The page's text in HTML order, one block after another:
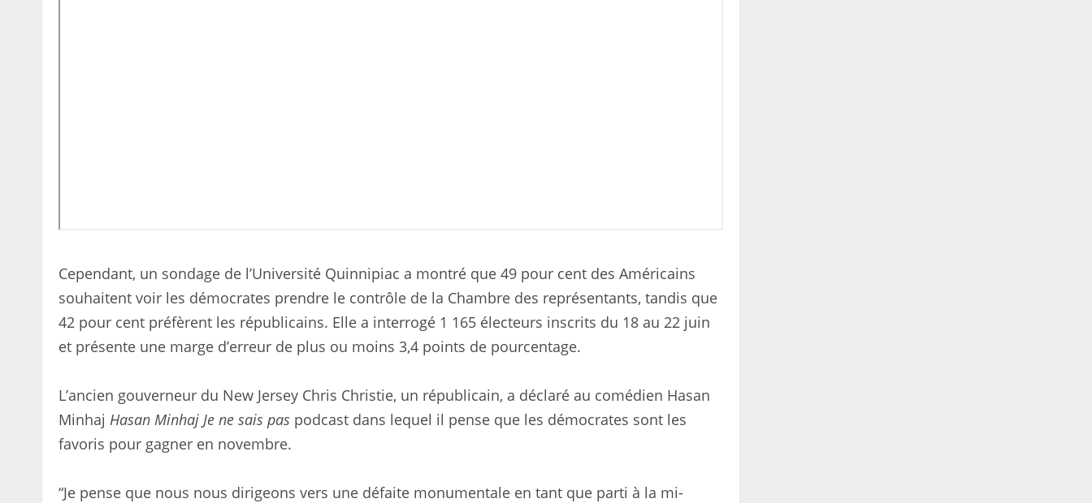
Cependant, un sondage de l’Université Quinnipiac a montré que 49 pour cent des Américains
souhaitent voir les démocrates prendre le contrôle de la Chambre des représentants, tandis que
42 pour cent préfèrent les républicains. Elle a interrogé 1 165 électeurs inscrits du 18 au 22 juin
et présente une marge d’erreur de plus ou moins 3,4 points de pourcentage.
L’ancien gouverneur du New Jersey Chris Christie, un républicain, a déclaré au comédien Hasan
Minhaj Hasan Minhaj Je ne sais pas podcast dans lequel il pense que les démocrates sont les
favoris pour gagner en novembre.
“Je pense que nous nous dirigeons vers une défaite monumentale en tant que parti à la mi-